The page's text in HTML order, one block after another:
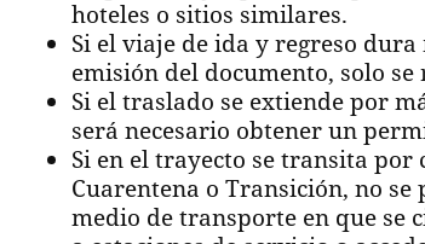
hoteles o sitios similares.
Si el viaje de ida y regreso
emisión del documento, solo
Si el traslado se extiende por
será necesario obtener un
Si en el trayecto se transita por
Cuarentena o Transición, no
medio de transporte en que se